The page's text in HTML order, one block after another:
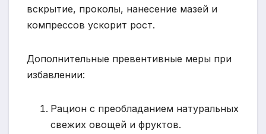
вскрытие, проколы, нанесение мазей и
компрессов ускорит рост.
Дополнительные превентивные меры при
избавлении:
Рацион с преобладанием натуральных
свежих овощей и фруктов.